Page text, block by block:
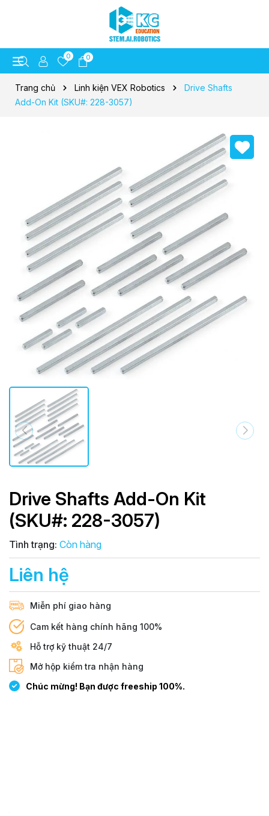
0 0
Trang chủ Linh kiện VEX Robotics
Drive Shafts
Add-On Kit (SKU#: 228-3057)
Drive Shafts Add-On Kit
(SKU#: 228-3057)
Tình trạng: Còn hàng
Liên hệ
Miễn phí giao hàng
Cam kết hàng chính hãng 100%
Hỗ trợ kỹ thuật 24/7
Mở hộp kiểm tra nhận hàng
Chúc mừng! Bạn được freeship 100%.